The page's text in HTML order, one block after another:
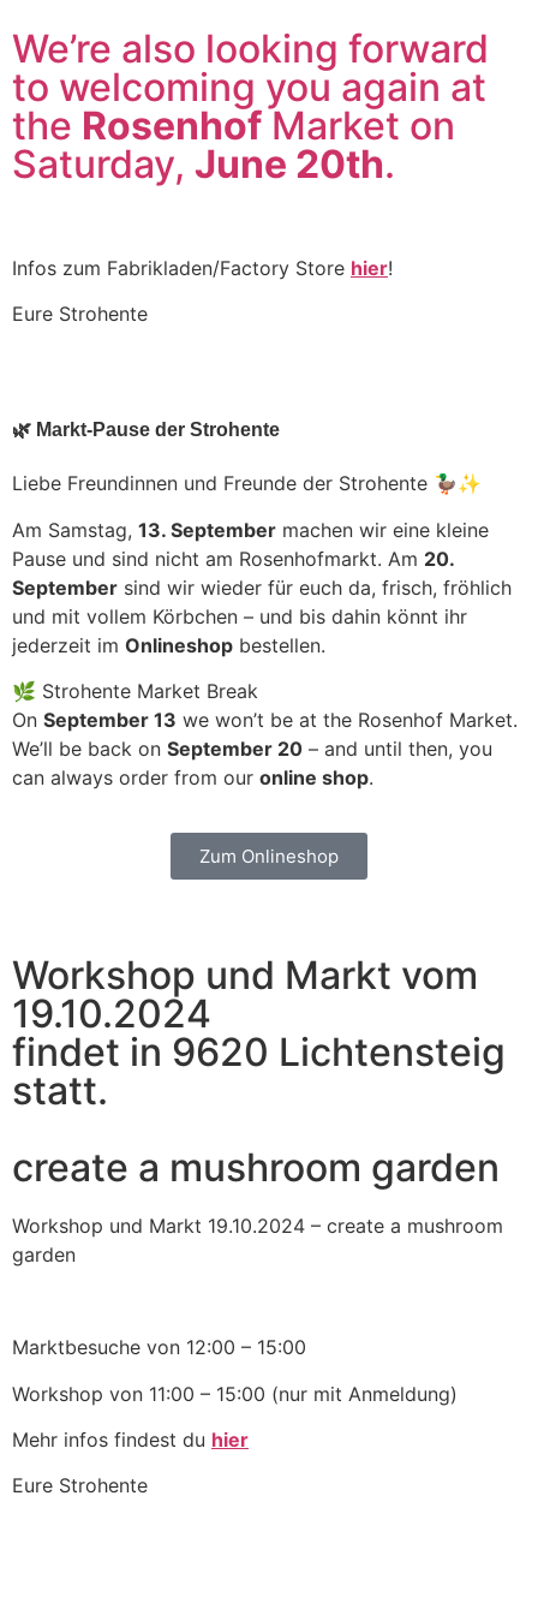
We’re also looking forward
to welcoming you again at
the RosenhofMarket on
Saturday, June 20th.
Infos zum Fabrikladen/Factory Store hier!
Eure Strohente
🌿 Markt-Pause der Strohente
Liebe Freundinnen und Freunde der Strohente 🦆✨
Am Samstag, 13. September machen wir eine kleine
Pause und sind nicht am Rosenhofmarkt. Am 20.
September sind wir wieder für euch da, frisch, fröhlich
und mit vollem Körbchen – und bis dahin könnt ihr
jederzeit im Onlineshop bestellen.
🌿 Strohente Market Break
On September 13 we won’t be at the Rosenhof Market.
We’ll be back on September 20 – and until then, you
can always order from our online shop.
Zum Onlineshop
Workshop und Markt vom
19.10.2024
findet in 9620 Lichtensteig
statt.
create a mushroom garden
Workshop und Markt 19.10.2024 – create a mushroom
garden
Marktbesuche von 12:00 – 15:00
Workshop von 11:00 – 15:00 (nur mit Anmeldung)
Mehr infos findest du hier
Eure Strohente